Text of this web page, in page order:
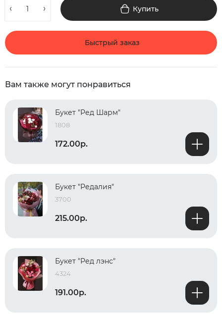
Купить
Быстрый заказ
Вам также могут понравиться
Букет "Ред Шарм"
1808
172.00р.
Букет "Редалия"
3700
215.00р.
Букет "Ред лэнс"
4324
191.00р.